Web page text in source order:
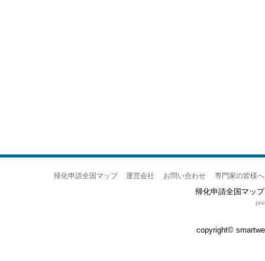
帰化申請全国マップ 運営会社 お問い合わせ 専門家の皆様
帰化申請全国マッ
copyright©